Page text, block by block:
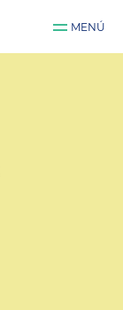
MENÚ